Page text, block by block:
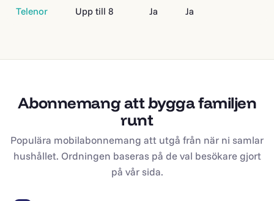
Telenor Upp till 8 Ja Ja
Abonnemang att bygga familjen
runt
Populära mobilabonnemang att utgå från när ni samlar
hushållet. Ordningen baseras på de val besökare gjort
på vår sida.